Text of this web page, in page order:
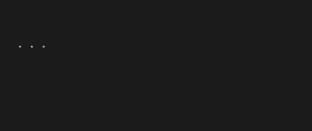
・・・